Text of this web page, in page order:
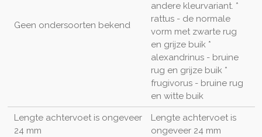
Geen ondersoorten bekend
andere kleurvariant. *
rattus - de normale
vorm met zwarte rug
en grijze buik *
alexandrinus - bruine
rug en grijze buik *
frugivorus - bruine rug
en witte buik
Lengte achtervoet is ongeveer
24 mm
Lengte achtervoet is
ongeveer 24 mm